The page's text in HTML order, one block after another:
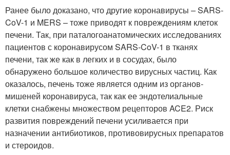
Ранее было доказано, что другие коронавирусы – SARS-
CoV-1 и MERS – тоже приводят к повреждениям клеток
печени. Так, при паталогоанатомических исследованиях
пациентов с коронавирусом SARS-CoV-1 в тканях
печени, так же как в легких и в сосудах, было
обнаружено большое количество вирусных частиц. Как
оказалось, печень тоже является одним из органов-
мишеней коронавируса, так как ее эндотелиальные
клетки снабжены множеством рецепторов ACE2. Риск
развития повреждений печени усиливается при
назначении антибиотиков, противовирусных препаратов
и стероидов.